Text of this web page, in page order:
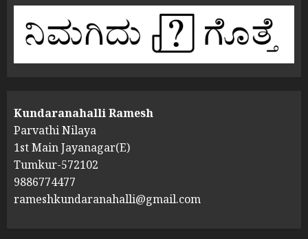
Kundaranahalli Ramesh
Parvathi Nilaya
1st Main Jayanagar(E)
Tumkur-572102
9886774477
rameshkundaranahalli@gmail.com